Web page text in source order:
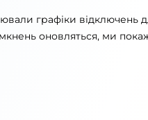
графіки відключень
оновляться, ми